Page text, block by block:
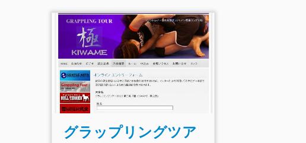
グラップリングツア